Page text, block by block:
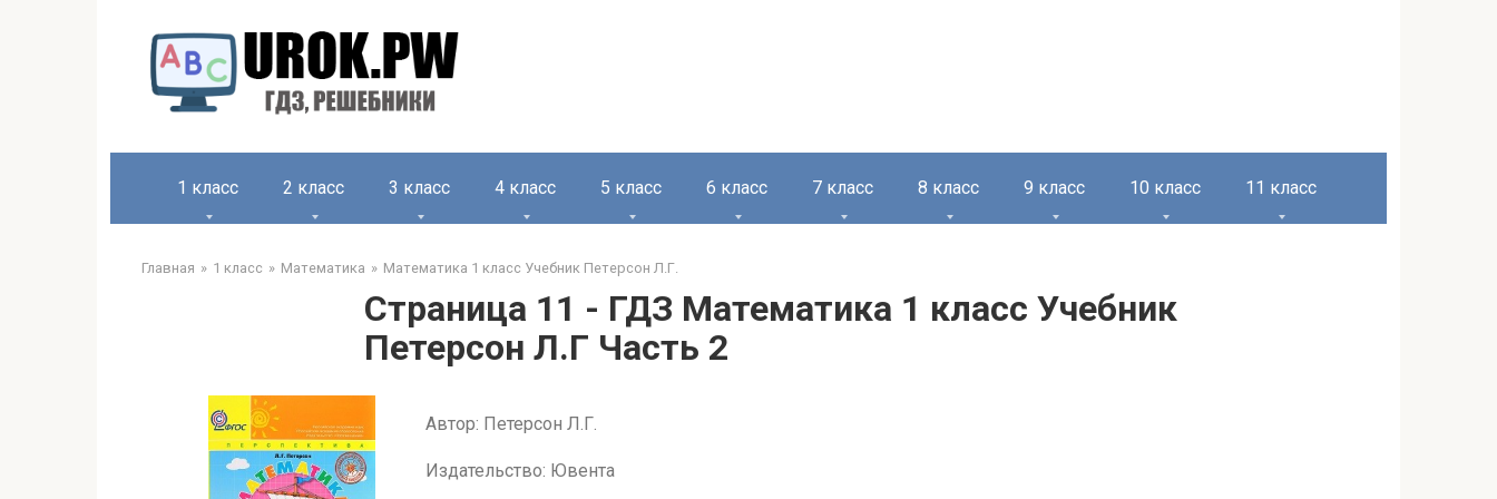
1 класс 2 класс 3 класс 4 класс 5 класс 6 класс 7 класс 8 класс 9 класс 10 класс 11 класс
Главная 1 класс Математика Математика 1 класс Учебник Петерсон Л.Г.
Страница 11 - ГДЗ Математика 1 класс Учебник
Петерсон Л.Г Часть 2
Автор: Петерсон Л.Г.
Издательство: Ювента